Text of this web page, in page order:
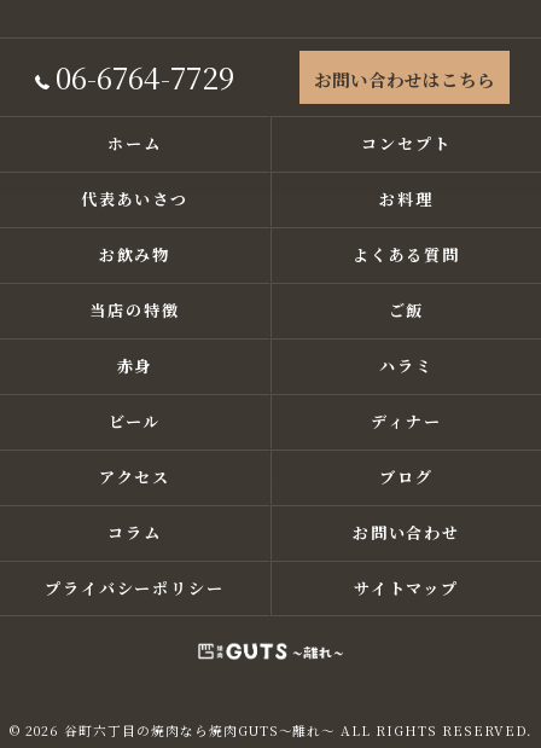
06-6764-7729 お問い合わせはこちら
ホーム コンセプト
代表あいさつ お料理
お飲み物 よくある質問
当店の特徴 ご飯
赤身 ハラミ
ビール ディナー
アクセス ブログ
コラム お問い合わせ
プライバシーポリシー サイトマップ
© 2026 谷町六丁目の焼肉なら焼肉GUTS～離れ～ ALL RIGHTS RESERVED.